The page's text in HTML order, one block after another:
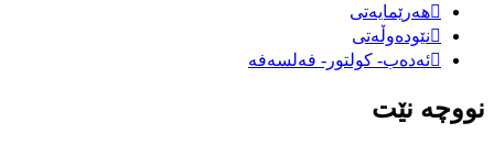
هەرێمایەتی
نێودەوڵەتی
ئەدەب- کولتور- فەلسەفە
نووچە نێت